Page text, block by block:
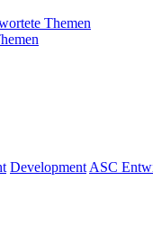
Themen
DevelopmentASC